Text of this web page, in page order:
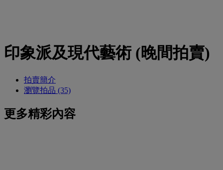
印象派及現代藝術 (晚間拍賣)
拍賣簡介
瀏覽拍品 (35)
更多精彩內容